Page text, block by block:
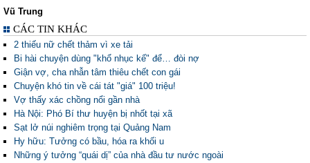
Vũ Trung
CÁC TIN KHÁC
2 thiếu nữ chết thảm vì xe tải
Bi hài chuyện dùng "khổ nhục kế" để… đòi nợ
Giận vợ, cha nhẫn tâm thiêu chết con gái
Chuyện khó tin về cái tát "giá" 100 triệu!
Vợ thấy xác chồng nổi gần nhà
Hà Nội: Phó Bí thư huyện bị nhốt tại xã
Sạt lở núi nghiêm trọng tại Quảng Nam
Hy hữu: Tưởng có bầu, hóa ra khối u
Những ý tưởng “quái dị” của nhà đầu tư nước ngoài